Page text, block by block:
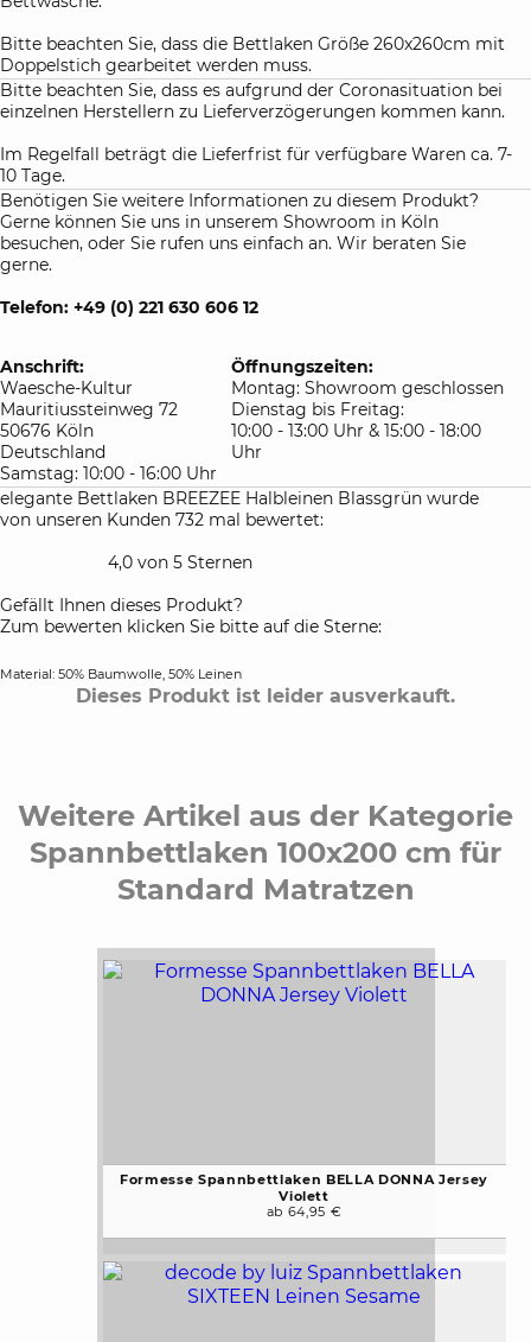
Bitte beachten Sie, dass die Bettlaken Größe 260x260cm mit
Doppelstich gearbeitet werden muss.
Bitte beachten Sie, dass es aufgrund der Coronasituation bei
einzelnen Herstellern zu Lieferverzögerungen kommen kann.
Im Regelfall beträgt die Lieferfrist für verfügbare Waren ca. 7-
10 Tage.
Benötigen Sie weitere Informationen zu diesem Produkt?
Gerne können Sie uns in unserem Showroom in Köln
besuchen, oder Sie rufen uns einfach an. Wir beraten Sie
gerne.
Telefon: +49 (0) 221 630 606 12
Anschrift:
Waesche-Kultur
Mauritiussteinweg 72
50676 Köln
Deutschland
Öffnungszeiten:
Montag: Showroom geschlossen
Dienstag bis Freitag:
10:00 - 13:00 Uhr & 15:00 - 18:00
Uhr
Samstag: 10:00 - 16:00 Uhr
elegante Bettlaken BREEZEE Halbleinen Blassgrün wurde
von unseren Kunden 732 mal bewertet:
4,0 von 5 Sternen
Gefällt Ihnen dieses Produkt?
Zum bewerten klicken Sie bitte auf die Sterne:
Material: 50% Baumwolle, 50% Leinen
Dieses Produkt ist leider ausverkauft.
Weitere Artikel aus der Kategorie
Spannbettlaken 100x200 cm für
Standard Matratzen
Formesse Spannbettlaken BELLA DONNA Jersey
Violett
ab 64,95 €